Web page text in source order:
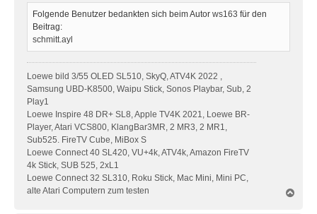
Folgende Benutzer bedankten sich beim Autor ws163 für den
Beitrag:
schmitt.ayl
Loewe bild 3/55 OLED SL510, SkyQ, ATV4K 2022 ,
Samsung UBD-K8500, Waipu Stick, Sonos Playbar, Sub, 2
Play1
Loewe Inspire 48 DR+ SL8, Apple TV4K 2021, Loewe BR-
Player, Atari VCS800, KlangBar3MR, 2 MR3, 2 MR1,
Sub525. FireTV Cube, MiBox S
Loewe Connect 40 SL420, VU+4k, ATV4k, Amazon FireTV
4k Stick, SUB 525, 2xL1
Loewe Connect 32 SL310, Roku Stick, Mac Mini, Mini PC,
alte Atari Computern zum testen